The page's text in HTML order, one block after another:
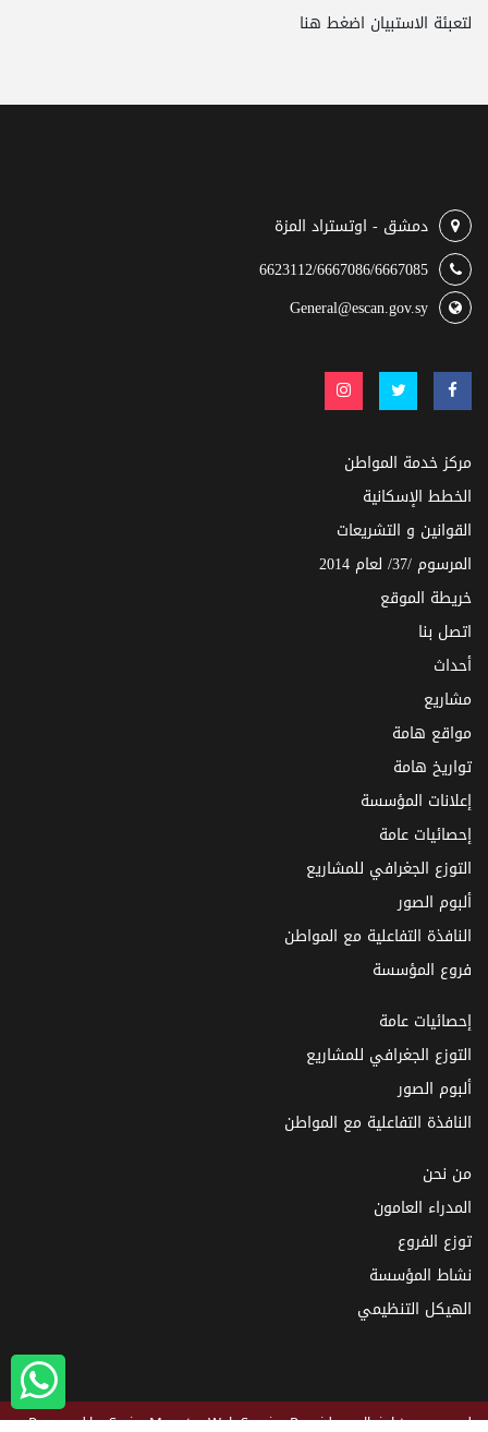
لتعبئة الاستبيان اضغط هنا
دمشق - اوتستراد المزة
6623112/6667086/6667085
General@escan.gov.sy
مركز خدمة المواطن
الخطط الإسكانية
القوانين و التشريعات
المرسوم /37/ لعام 2014
خريطة الموقع
اتصل بنا
أحداث
مشاريع
مواقع هامة
تواريخ هامة
إعلانات المؤسسة
إحصائيات عامة
التوزع الجغرافي للمشاريع
ألبوم الصور
النافذة التفاعلية مع المواطن
فروع المؤسسة
إحصائيات عامة
التوزع الجغرافي للمشاريع
ألبوم الصور
النافذة التفاعلية مع المواطن
من نحن
المدراء العامون
توزع الفروع
نشاط المؤسسة
الهيكل التنظيمي
Powered bySyrianMonsterWeb Service Provider - all rights reserved